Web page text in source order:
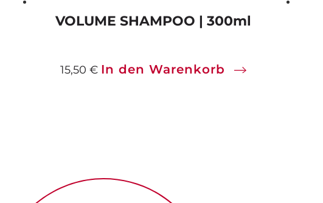
VOLUME SHAMPOO | 300ml
15,50 € In den Warenkorb